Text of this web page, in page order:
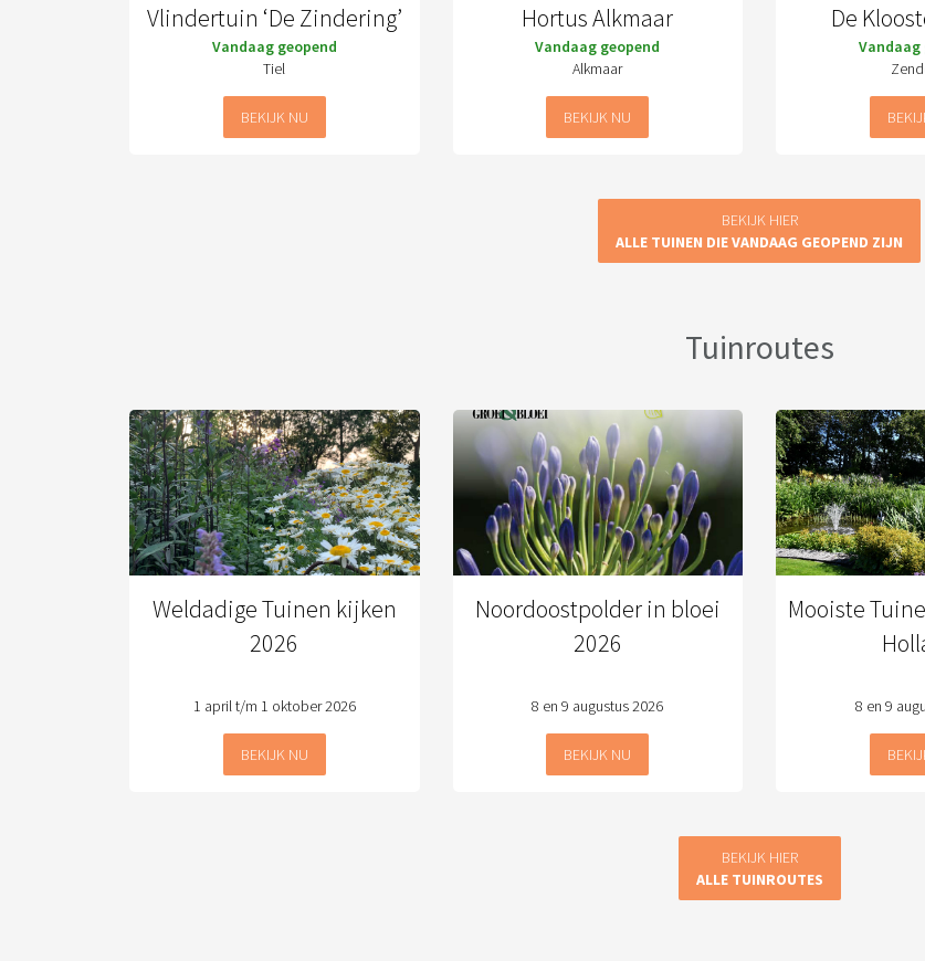
Vlindertuin ‘De Zindering’
Vandaag geopend
Tiel
BEKIJK NU
Hortus Alkmaar
Vandaag geopend
Alkmaar
BEKIJK NU
De
Vandaag
BEKIJK HIER
ALLE TUINEN DIE VANDAAG GEOPEND ZIJN
Tuinroutes
Weldadige Tuinen kijken
2026
1 april t/m 1 oktober 2026
BEKIJK NU
Noordoostpolder in bloei
2026
8 en 9 augustus 2026
BEKIJK NU
Mooiste
8 en 9
BEKIJK HIER
ALLE TUINROUTES